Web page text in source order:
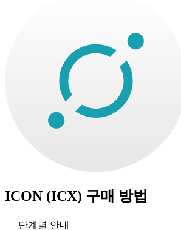
ICON (ICX) 구매 방법
단계별 안내